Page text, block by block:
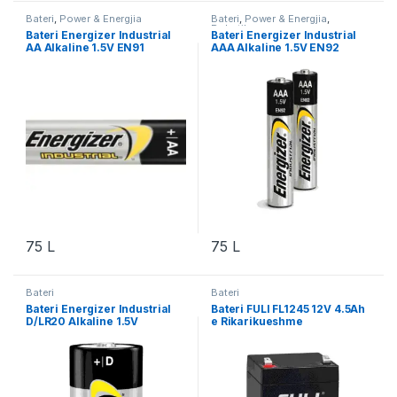
Bateri, Power & Energjia
Bateri Energizer Industrial
AA Alkaline 1.5V EN91
75 L
Bateri, Power & Energjia,
Robotika
Bateri Energizer Industrial
AAA Alkaline 1.5V EN92
75 L
Bateri
Bateri Energizer Industrial
D/LR20 Alkaline 1.5V
Bateri
Bateri FULI FL1245 12V 4.5Ah
e Rikarikueshme